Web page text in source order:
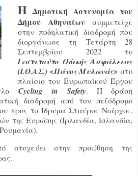
Η Δημοτική Αστυνομία του
Δήμου Αθηναίων συμμετείχε
στην ποδηλατική διαδρομή που
διοργάνωσε τη Τετάρτη 28
Σεπτεμβρίου 2022 το
Ινστιτούτο Οδικής Ασφάλειας
(Ι.Ο.ΑΣ.) <Πάνος Μυλωνάς> στο
πλαίσιο του Ευρωπαϊκού Έργου
Cycling in Safety. Η δράση
διαδρομή από τον πεζόδρομο
προς το Ίδρυμα Σταύρος Νιάρχος,
της Ευρώπης (Ιρλανδία, Ισλανδία,
στοχεύει στην προώθηση της